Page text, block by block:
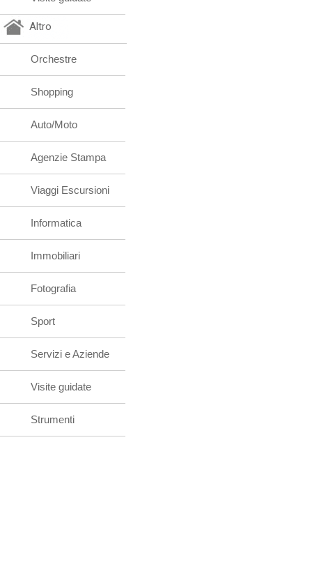
Altro
Orchestre
Shopping
Auto/Moto
Agenzie Stampa
Viaggi Escursioni
Informatica
Immobiliari
Fotografia
Sport
Servizi e Aziende
Visite guidate
Strumenti